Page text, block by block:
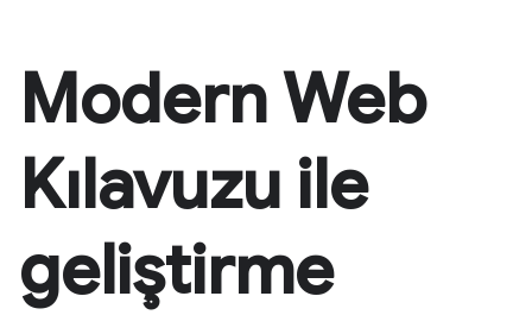
Modern Web
Kılavuzu ile
geliştirme